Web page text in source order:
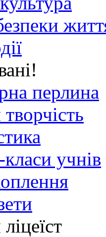
перлина
учнів